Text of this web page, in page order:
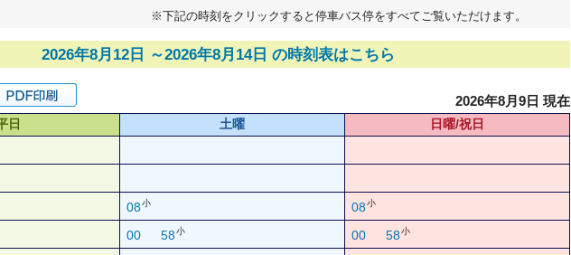
※下記の時刻をクリックすると停車バス停をすべてご覧いただけます。
2026年8月12日 ～2026年8月14日 の時刻表はこちら
2026年8月9日 現在
日 土曜
日曜/祝日
08小 08小
00 58小 00 58小